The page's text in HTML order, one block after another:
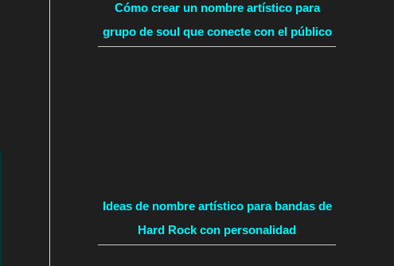
Cómo crear un nombre artístico para
grupo de soul que conecte con el público
Ideas de nombre artístico para bandas de
Hard Rock con personalidad